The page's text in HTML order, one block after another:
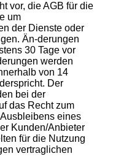
vor, die AGB für die
um
der Dienste oder
Än-derungen
30 Tage vor
werden
von 14
Der
bei der
das Recht zum
eines
Kunden/Anbieter
für die Nutzung
vertraglichen